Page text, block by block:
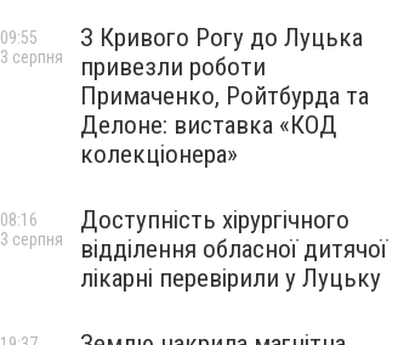
З Кривого Рогу до Луцька
привезли роботи
Примаченко, Ройтбурда та
Делоне: виставка «КОД
колекціонера»
09:55
3 серпня
Доступність хірургічного
відділення обласної дитячої
лікарні перевірили у Луцьку
08:16
3 серпня